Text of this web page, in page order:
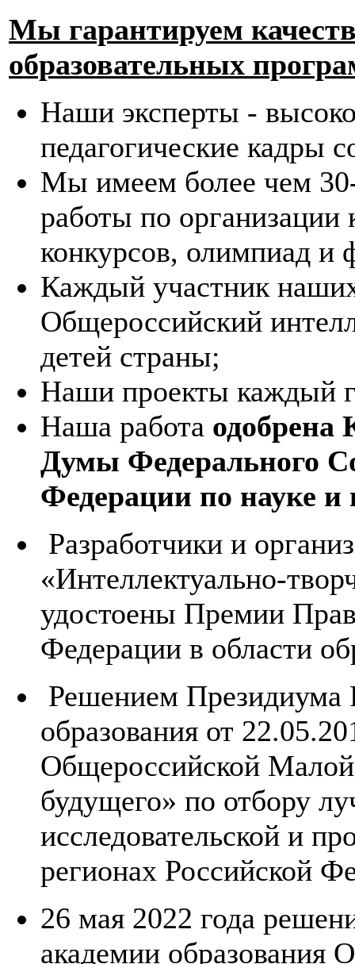
Мы гарантируем
образовательных
Наши эксперты -
педагогические кадры
Мы имеем более чем
работы по
конкурсов, олимпиад и
Каждый участник
Общероссийский
детей страны;
Наши проекты каждый
Наша работа одобрена
Думы Федерального
Федерации по науке
Разработчики и
«Интеллектуально-
удостоены Премии
Федерации в области
Решением Президиума
образования от
Общероссийской
будущего» по отбору
исследовательской и
регионах Российской
26 мая 2022 года
академии образования